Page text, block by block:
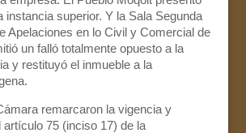
instancia superior. Y la Sala Segunda
Apelaciones en lo Civil y Comercial de
un falló totalmente opuesto a la
y restituyó el inmueble a la
remarcaron la vigencia y
artículo 75 (inciso 17) de la